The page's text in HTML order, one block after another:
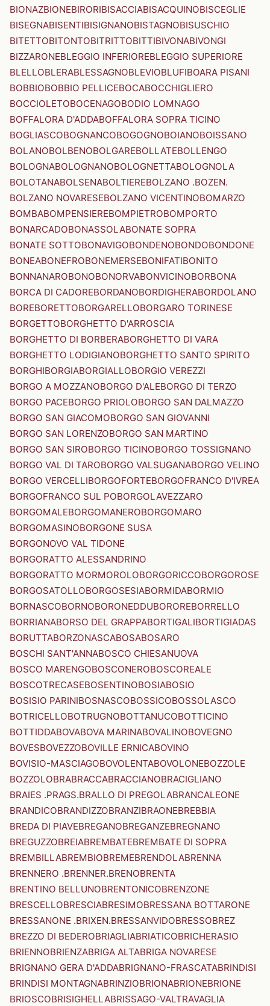
BIONAZBIONEBIRORIBISACCIABISACQUINOBISCEGLIE
BISEGNABISENTIBISIGNANOBISTAGNOBISUSCHIO
BITETTOBITONTOBITRITTOBITTIBIVONABIVONGI
BIZZARONEBLEGGIO INFERIOREBLEGGIO SUPERIORE
BLELLOBLERABLESSAGNOBLEVIOBLUFIBOARA PISANI
BOBBIOBOBBIO PELLICEBOCABOCCHIGLIERO
BOCCIOLETOBOCENAGOBODIO LOMNAGO
BOFFALORA D'ADDABOFFALORA SOPRA TICINO
BOGLIASCOBOGNANCOBOGOGNOBOIANOBOISSANO
BOLANOBOLBENOBOLGAREBOLLATEBOLLENGO
BOLOGNABOLOGNANOBOLOGNETTABOLOGNOLA
BOLOTANABOLSENABOLTIEREBOLZANO .BOZEN.
BOLZANO NOVARESEBOLZANO VICENTINOBOMARZO
BOMBABOMPENSIEREBOMPIETROBOMPORTO
BONARCADOBONASSOLABONATE SOPRA
BONATE SOTTOBONAVIGOBONDENOBONDOBONDONE
BONEABONEFROBONEMERSEBONIFATIBONITO
BONNANAROBONOBONORVABONVICINOBORBONA
BORCA DI CADOREBORDANOBORDIGHERABORDOLANO
BOREBORETTOBORGARELLOBORGARO TORINESE
BORGETTOBORGHETTO D'ARROSCIA
BORGHETTO DI BORBERABORGHETTO DI VARA
BORGHETTO LODIGIANOBORGHETTO SANTO SPIRITO
BORGHIBORGIABORGIALLOBORGIO VEREZZI
BORGO A MOZZANOBORGO D'ALEBORGO DI TERZO
BORGO PACEBORGO PRIOLOBORGO SAN DALMAZZO
BORGO SAN GIACOMOBORGO SAN GIOVANNI
BORGO SAN LORENZOBORGO SAN MARTINO
BORGO SAN SIROBORGO TICINOBORGO TOSSIGNANO
BORGO VAL DI TAROBORGO VALSUGANABORGO VELINO
BORGO VERCELLIBORGOFORTEBORGOFRANCO D'IVREA
BORGOFRANCO SUL POBORGOLAVEZZARO
BORGOMALEBORGOMANEROBORGOMARO
BORGOMASINOBORGONE SUSA
BORGONOVO VAL TIDONE
BORGORATTO ALESSANDRINO
BORGORATTO MORMOROLOBORGORICCOBORGOROSE
BORGOSATOLLOBORGOSESIABORMIDABORMIO
BORNASCOBORNOBORONEDDUBOROREBORRELLO
BORRIANABORSO DEL GRAPPABORTIGALIBORTIGIADAS
BORUTTABORZONASCABOSABOSARO
BOSCHI SANT'ANNABOSCO CHIESANUOVA
BOSCO MARENGOBOSCONEROBOSCOREALE
BOSCOTRECASEBOSENTINOBOSIABOSIO
BOSISIO PARINIBOSNASCOBOSSICOBOSSOLASCO
BOTRICELLOBOTRUGNOBOTTANUCOBOTTICINO
BOTTIDDABOVABOVA MARINABOVALINOBOVEGNO
BOVESBOVEZZOBOVILLE ERNICABOVINO
BOVISIO-MASCIAGOBOVOLENTABOVOLONEBOZZOLE
BOZZOLOBRABRACCABRACCIANOBRACIGLIANO
BRAIES .PRAGS.BRALLO DI PREGOLABRANCALEONE
BRANDICOBRANDIZZOBRANZIBRAONEBREBBIA
BREDA DI PIAVEBREGANOBREGANZEBREGNANO
BREGUZZOBREIABREMBATEBREMBATE DI SOPRA
BREMBILLABREMBIOBREMEBRENDOLABRENNA
BRENNERO .BRENNER.BRENOBRENTA
BRENTINO BELLUNOBRENTONICOBRENZONE
BRESCELLOBRESCIABRESIMOBRESSANA BOTTARONE
BRESSANONE .BRIXEN.BRESSANVIDOBRESSOBREZ
BREZZO DI BEDEROBRIAGLIABRIATICOBRICHERASIO
BRIENNOBRIENZABRIGA ALTABRIGA NOVARESE
BRIGNANO GERA D'ADDABRIGNANO-FRASCATABRINDISI
BRINDISI MONTAGNABRINZIOBRIONABRIONEBRIONE
BRIOSCOBRISIGHELLABRISSAGO-VALTRAVAGLIA